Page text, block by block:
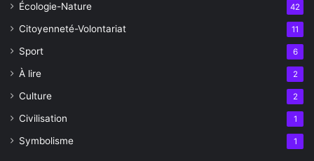
Écologie-Nature 42
Citoyenneté-Volontariat 11
Sport 6
À lire 2
Culture 2
Civilisation 1
Symbolisme 1